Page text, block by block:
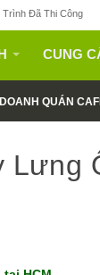
Trình Đã Thi Công
CUNG
QUÁN